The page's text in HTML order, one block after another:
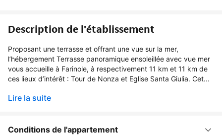
Description de l'établissement
Proposant une terrasse et offrant une vue sur la mer,
l’hébergement Terrasse panoramique ensoleillée avec vue mer
vous accueille à Farinole, à respectivement 11 km et 11 km de
ces lieux d’intérêt : Tour de Nonza et Eglise Santa Giulia. Cet...
Lire la suite
Conditions de l'appartement